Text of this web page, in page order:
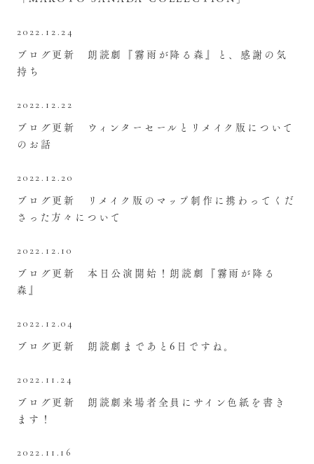
2022.12.24
ブログ更新 朗読劇『霧雨が降る森』と、感謝の気
持ち
2022.12.22
ブログ更新 ウィンターセールとリメイク版について
のお話
2022.12.20
ブログ更新 リメイク版のマップ制作に携わってくだ
さった方々について
2022.12.10
ブログ更新 本日公演開始！朗読劇『霧雨が降る
森』
2022.12.04
ブログ更新 朗読劇まであと6日ですね。
2022.11.24
ブログ更新 朗読劇来場者全員にサイン色紙を書き
ます！
2022.11.16